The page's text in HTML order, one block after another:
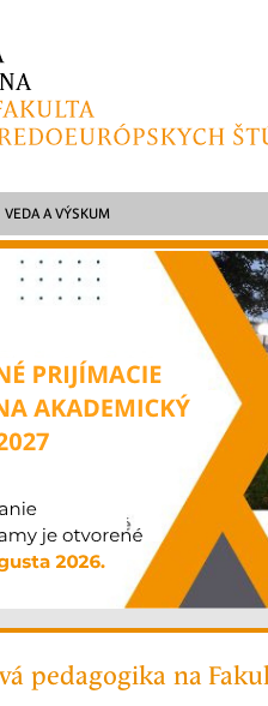
VEDA A VÝSKUM
pedagogika na